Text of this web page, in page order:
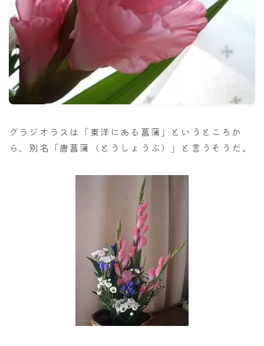
名古屋
ナナちゃん人形
グラジオラスは「東洋にある菖蒲」というところか
ら、別名「唐菖蒲（とうしょうぶ）」と言うそうだ。